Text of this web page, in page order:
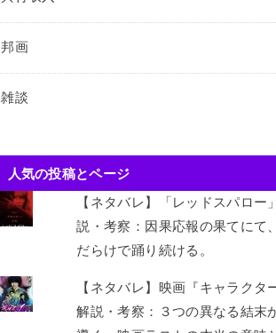
邦画
雑談
人気の投稿とページ
【ネタバレ】「レッドスパロー
説・考察：因果応報の果てにて
だらけで踊り続ける。
【ネタバレ】映画『キャラクタ
解説・考察：３つの異なる結末